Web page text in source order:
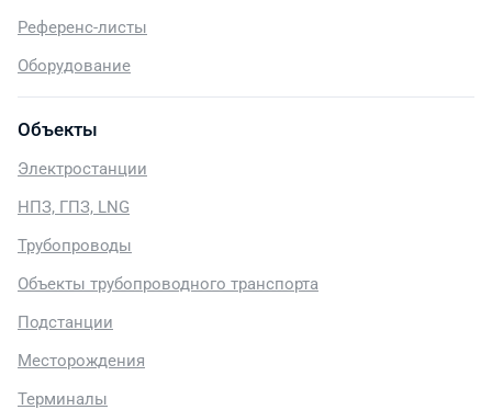
Референс-листы
Оборудование
Объекты
Электростанции
НПЗ, ГПЗ, LNG
Трубопроводы
Объекты трубопроводного транспорта
Подстанции
Месторождения
Терминалы